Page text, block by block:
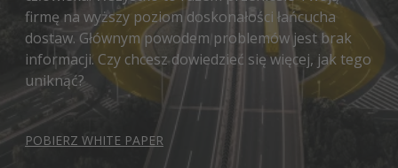
firmę na wyższy poziom doskonałości łańcucha
dostaw. Głównym powodem problemów jest brak
informacji. Czy chcesz dowiedzieć się więcej, jak tego
uniknąć?
POBIERZ WHITE PAPER